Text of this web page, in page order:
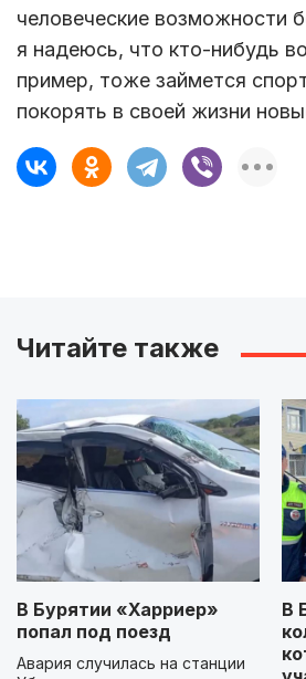
человеческие возможности
я надеюсь, что кто-нибудь
пример, тоже займется
покорять в своей жизни
Читайте также
В Бурятии «Харриер»
попал под поезд
Авария случилась на станции
В